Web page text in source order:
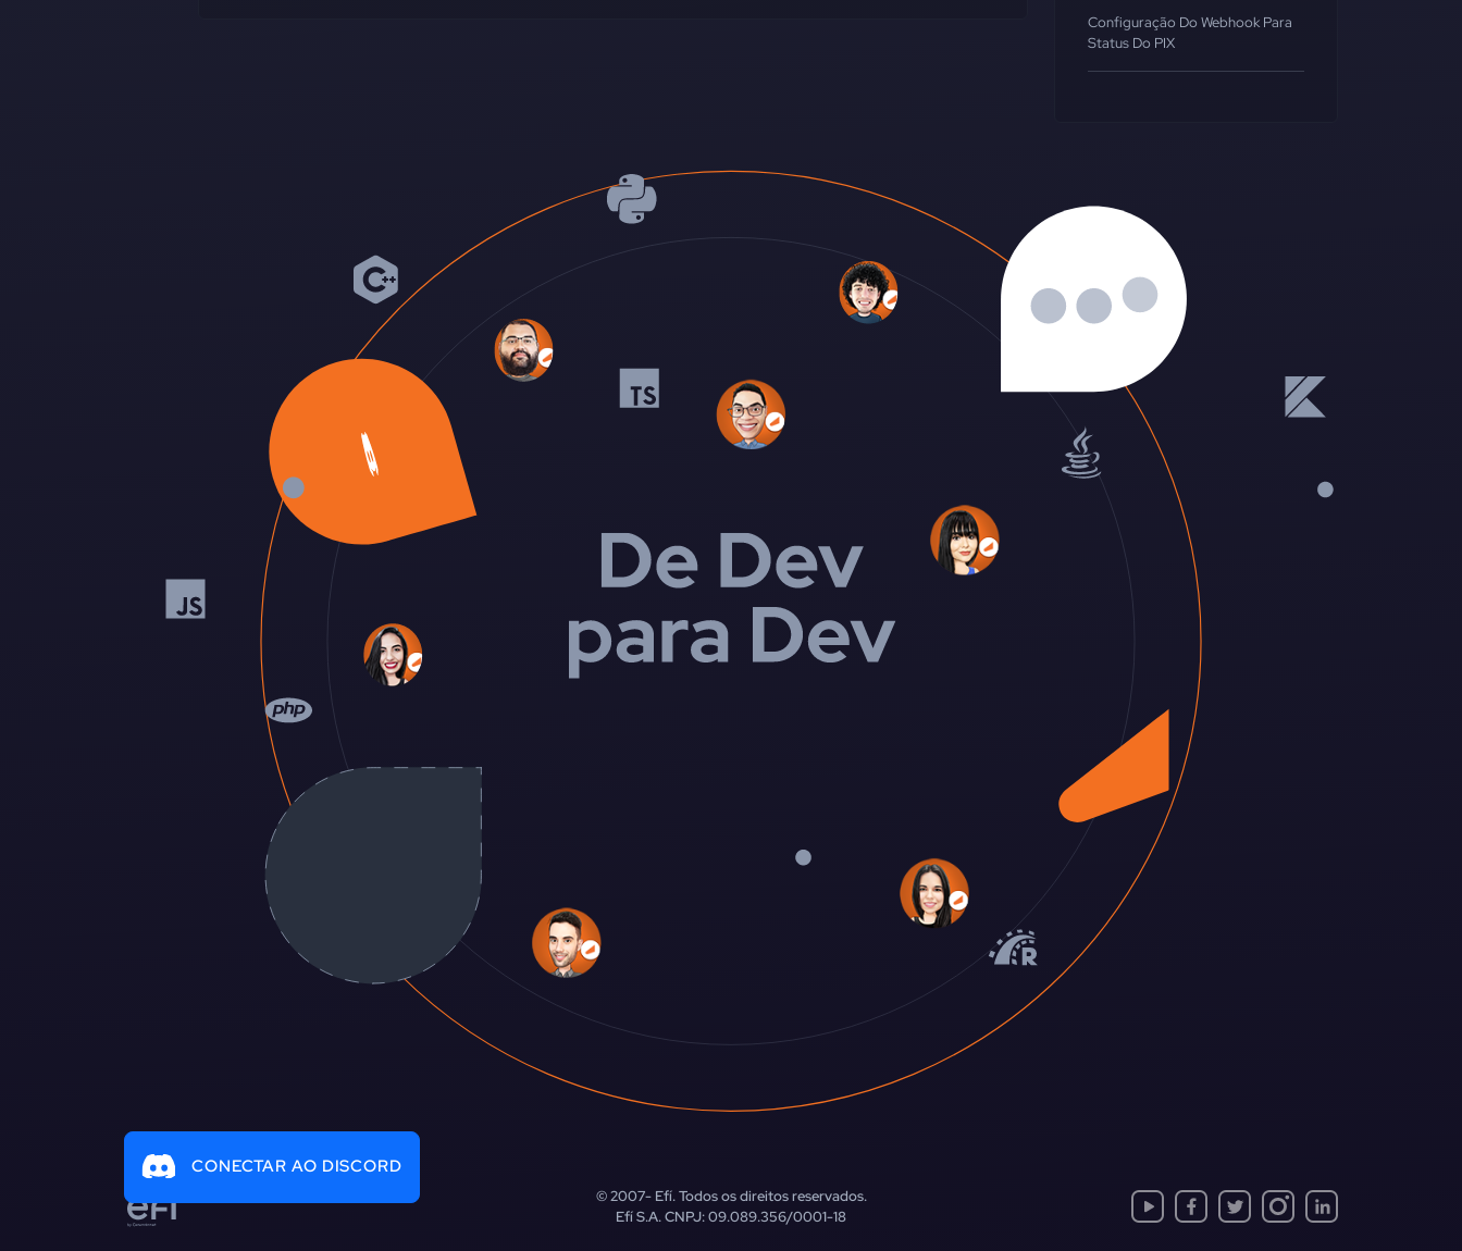
Configuração Do Webhook Para
Status Do PIX
CONECTAR AO DISCORD
© 2007-Efí. Todos os direitos reservados.
Efí S.A. CNPJ: 09.089.356/0001-18